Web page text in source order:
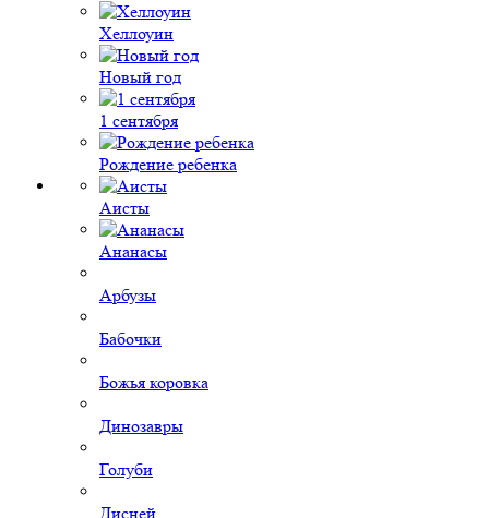
Хеллоуин
Новый год
1 сентября
Рождение ребенка
Аисты
Ананасы
Арбузы
Бабочки
Божья коровка
Динозавры
Голуби
Дисней